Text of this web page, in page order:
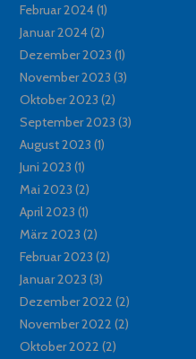
Februar 2024(1)
Januar 2024(2)
Dezember 2023 (1)
November 2023 (3)
Oktober 2023 (2)
September 2023 (3)
August 2023 (1)
Juni 2023 (1)
Mai 2023 (2)
April 2023 (1)
März 2023 (2)
Februar 2023 (2)
Januar 2023 (3)
Dezember 2022 (2)
November 2022 (2)
Oktober 2022 (2)